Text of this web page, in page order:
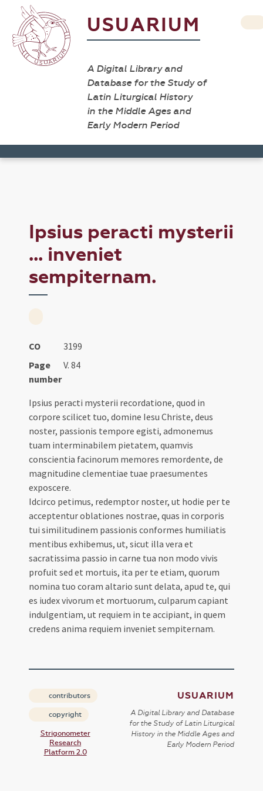
USUARIUM
A Digital Library and
Database for the Study of
Latin Liturgical History
in the Middle Ages and
Early Modern Period
Ipsius peracti mysterii
... inveniet
sempiternam.
CO
3199
Page
number
V. 84
Ipsius peracti mysterii recordatione, quod in
corpore scilicet tuo, domine Iesu Christe, deus
noster, passionis tempore egisti, admonemus
tuam interminabilem pietatem, quamvis
conscientia facinorum memores remordente, de
magnitudine clementiae tuae praesumentes
exposcere.
Idcirco petimus, redemptor noster, ut hodie per te
acceptentur oblationes nostrae, quas in corporis
tui similitudinem passionis conformes humiliatis
mentibus exhibemus, ut, sicut illa vera et
sacratissima passio in carne tua non modo vivis
profuit sed et mortuis, ita per te etiam, quorum
nomina tuo coram altario sunt delata, apud te, qui
es iudex vivorum et mortuorum, culparum capiant
indulgentiam, ut requiem in te accipiant, in quem
credens anima requiem inveniet sempiternam.
contributors
copyright
Strigonometer
Research
Platform 2.0
USUARIUM
A Digital Library and Database
for the Study of Latin Liturgical
History in the Middle Ages and
Early Modern Period